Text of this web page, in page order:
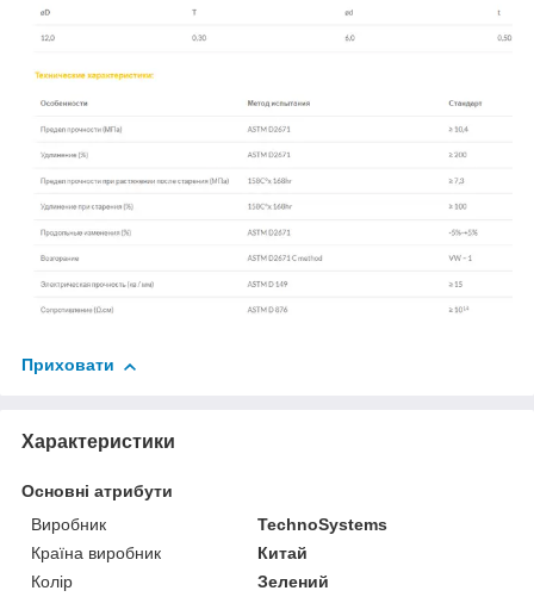
Приховати
Характеристики
Основні атрибути
Виробник
TechnoSystems
Країна виробник
Китай
Колір
Зелений